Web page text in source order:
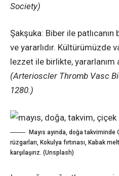
Society)
Şakşuka: Biber ile
ve yararlıdır. Kültürümüzde
lezzet ile birlikte, yararlanım
(Arterioscler Thromb Vasc
1280.)
Mayıs ayında, doğa takviminde
rüzgarları, Kokulya fırtınası, Kabak
karşılaşırız. (Unsplash)